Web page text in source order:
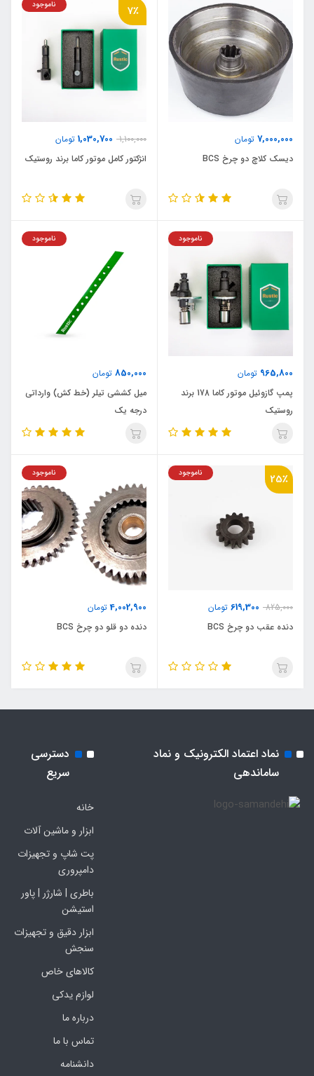
7,000,000 تومان
دیسک کلاچ دو چرخ BCS
7٪
1,100,000
1,030,700 تومان
ناموجود
انژکتور کامل موتور کاما برند روستیک
965,800 تومان
ناموجود
پمپ گازوئیل موتور کاما 178 برند
روستیک
850,000 تومان
ناموجود
میل کششی تیلر (خط کش) وارداتی
درجه یک
25٪
825,000
619,300 تومان
ناموجود
دنده عقب دو چرخ BCS
4,002,900تومان
ناموجود
دنده دو قلو دو چرخ BCS
نماد اعتماد الکترونیک و نماد
ساماندهی
دسترسی
سریع
خانه
ابزار و ماشین آلات
پت شاپ و تجهیزات
دامپروری
باطری | شارژر | پاور
استیشن
ابزار دقیق و تجهیزات
سنجش
کالاهای خاص
لوازم یدکی
درباره ما
تماس با ما
دانشنامه